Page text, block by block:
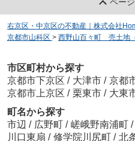
右京区・中京区の不動産｜株式会社
京都市山科区 > 西野山百々町 売土地
市区町村から探す
京都市下京区 / 大津市 / 京都
京都市上京区 / 栗東市 / 大東
町名から探す
市辺 / 広野町 / 嵯峨野南浦町 /
川口東扇 / 修学院川尻町 / 北